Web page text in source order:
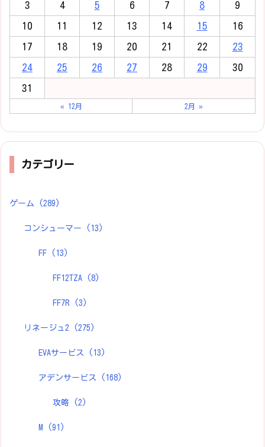
3 4 5 6 7 8 9
10 11 12 13 14 15 16
17 18 19 20 21 22 23
24 25 26 27 28 29 30
31
« 12月 2月 »
カテゴリー
ゲーム (289)
コンシューマー (13)
FF (13)
FF12TZA (8)
FF7R (3)
リネージュ2 (275)
EVAサービス (13)
アデンサービス (168)
攻略 (2)
M (91)